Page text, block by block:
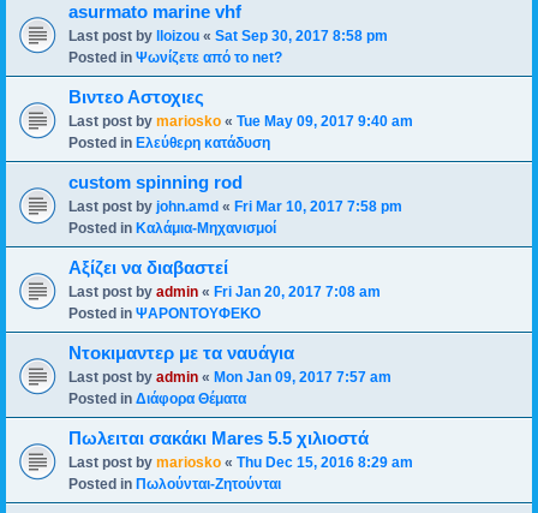
asurmato marine vhf
Last post by lloizou « Sat Sep 30, 2017 8:58 pm
Posted in Ψωνίζετε από το net?
Βιντεο Αστοχιες
Last post by mariosko « Tue May 09, 2017 9:40 am
Posted in Ελεύθερη κατάδυση
custom spinning rod
Last post by john.amd « Fri Mar 10, 2017 7:58 pm
Posted in Καλάμια-Mηχανισμoί
Αξίζει να διαβαστεί
Last post by admin « Fri Jan 20, 2017 7:08 am
Posted in ΨΑΡΟΝΤΟΥΦΕΚΟ
Ντοκιμαντερ με τα ναυάγια
Last post by admin « Mon Jan 09, 2017 7:57 am
Posted in Διάφορα Θέματα
Πωλειται σακάκι Mares 5.5 χιλιοστά
Last post by mariosko « Thu Dec 15, 2016 8:29 am
Posted in Πωλούνται-Ζητούνται